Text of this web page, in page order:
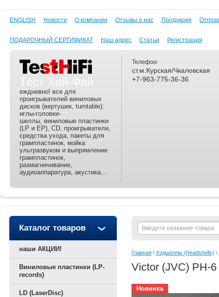
ENGLISH Новости О компании Отзывы о нас Продукция
ПОДАРОЧНЫЙ СЕРТИФИКАТ Наш адрес Статьи Регистрация
Тест Хай-Фай
еждневно! все для
проигрывателей виниловых
дисков (вертушек, turntable):
иглы-головки-
шеллы, виниловые пластинки
(LP и EP), CD, проигрыватели,
средства ухода, пакеты для
грампластинок, мойка
ультразвуком и выпрямление
грампластинок,
размагничивание,
аудиоаппаратура, акустика...
Телефон:
ст.м.Курская/Чкаловская
+7-963-775-36-36
Каталог товаров
наши АКЦИИ!
Виниловые пластинки (LP-
records)
LD (LaserDisc)
Главная \ Хэдшеллы (Headshells) \
Victor (JVC) PH-
Новинка